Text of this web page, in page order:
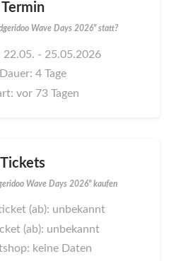
Termin
Wave Days 2026" statt?
22.05. - 25.05.2026
Dauer: 4 Tage
vor 73 Tagen
Tickets
Wave Days 2026" kaufen
(ab): unbekannt
(ab): unbekannt
keine Daten